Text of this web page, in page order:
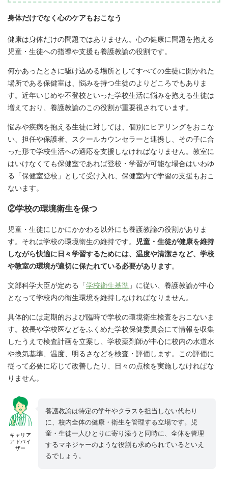
身体だけでなく心のケアもおこなう
健康は身体だけの問題ではありません。心の健康に問題を抱える
児童・生徒への指導や支援も養護教諭の役割です。
何かあったときに駆け込める場所としてすべての生徒に開かれた
場所である保健室は、悩みを持つ生徒のよりどころでもありま
す。近年いじめや不登校といった学校生活に悩みを抱える生徒は
増えており、養護教諭のこの役割が重要視されています。
悩みや疾病を抱える生徒に対しては、個別にヒアリングをおこな
い、担任や保護者、スクールカウンセラーと連携し、その子に合
った形で学校生活への適応を支援しなければなりません。教室に
はいけなくても保健室であれば登校・学習が可能な場合はいわゆ
る「保健室登校」として受け入れ、保健室内で学習の支援もおこ
ないます。
②学校の環境衛生を保つ
児童・生徒にじかにかかわる以外にも養護教諭の役割がありま
す。それは学校の環境衛生の維持です。
児童・生徒が健康を維持
しながら快適に日々学習するためには、温度や清潔さなど、学校
や教室の環境が適切に保たれている必要があります。
文部科学大臣が定める「学校衛生基準 」に従い、養護教諭が中心
となって学校内の衛生環境を維持しなければなりません。
具体的には定期的および臨時で学校の環境衛生検査をおこないま
す。校長や学校医などをふくめた学校保健委員会にて情報を収集
したうえで検査計画を立案し、学校薬剤師が中心に校内の水道水
や換気基準、温度、明るさなどを検査・評価します。この評価に
従って必要に応じて改善したり、日々の点検を実施しなければな
りません。
キャリア
アドバイ
ザー
養護教諭は特定の学年やクラスを担当しない代わり
に、校内全体の健康・衛生を管理する立場です。児
童・生徒一人ひとりに寄り添うと同時に、全体を管理
するマネジャーのような役割も求められているといえ
るでしょう。